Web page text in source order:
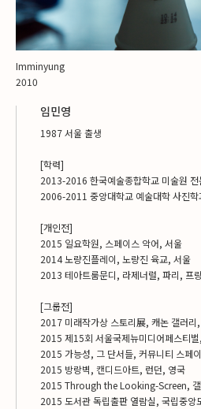
Imminyung
2010
임민영
1987 서울 출생
[학력]
2013-2016 한국예술종합학교 미술원 전
2006-2011 중앙대학교 예술대학 사진학
[개인전]
2015 일요학원, 스페이스 악어, 서울
2014 노량진플레이, 노량진 육교, 서울
2013 테아트룸문디, 라제너럴, 파리, 프
[그룹전]
2017 미래작가상 스토리展, 캐논 갤러리
2015 제15회 서울국제뉴미디어페스티
2015 가능성, 그 단서들, 커뮤니티 스페
2015 방랑벽, 캔디드아트, 런던, 영국
2015 Through the Looking-Screen,
2015 도서관 독립출판 열람실, 국립중앙